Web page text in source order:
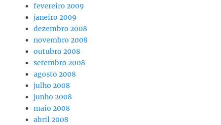
fevereiro 2009
janeiro 2009
dezembro 2008
novembro 2008
outubro 2008
setembro 2008
agosto 2008
julho 2008
junho 2008
maio 2008
abril 2008